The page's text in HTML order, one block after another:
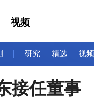
视频
研究 精选 视频
接任董事